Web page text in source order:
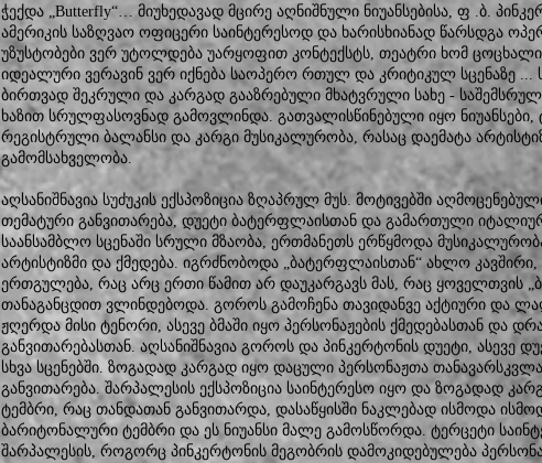
ჭექდა „Butterfly“… მიუხედავად მცირე აღნიშნული ნიუანსებისა, ფ .ბ.
ამერიკის საზღვაო ოფიცერი საინტერესოდ და ხარისხიანად წარსდგა
უზუსტობები ვერ უტოლდება უარყოფით კონტექსტს, თეატრი ხომ
იდეალური ვერავინ ვერ იქნება საოპერო რთულ და კრიტიკულ სცენაზე ...
ბირთვად შეკრული და კარგად გააზრებული მხატვრული სახე -
ხაზით სრულფასოვნად გამოვლინდა. გათვალისწინებული იყო
რეგისტრული ბალანსი და კარგი მუსიკალურობა, რასაც დაემატა
გამომსახველობა.
აღსანიშნავია სუძუკის ექსპოზიცია ზღაპრულ მუს. მოტივებში
თემატური განვითარება, დუეტი ბატერფლაისთან და გამართული
საანსამბლო სცენაში სრული მზაობა, ერთმანეთს ერწყმოდა
არტისტიზმი და ქმედება. იგრძნობოდა „ბატერფლაისთან“ ახლო კავშირი,
ერთგულება, რაც არც ერთი წამით არ დაუკარგავს მას, რაც ყოველთვის
თანაგანცდით ვლინდებოდა. გოროს გამოჩენა თავიდანვე აქტიური და
ჟღერდა მისი ტენორი, ასევე ბმაში იყო პერსონაჟების ქმედებასთან და
განვითარებასთან. აღსანიშნავია გოროს და პინკერტონის დუეტი, ასევე
სხვა სცენებში. ზოგადად კარგად იყო დაცული პერსონაჟთა
განვითარება. შარპალესის ექსპოზიცია საინტერესო იყო და ზოგადად
ტემბრი, რაც თანდათან განვითარდა, დასაწყისში ნაკლებად ისმოდა
ბარიტონალური ტემბრი და ეს ნიუანსი მალე გამოსწორდა. ტერცეტი
შარპალესის, როგორც პინკერტონის მეგობრის დამოკიდებულება